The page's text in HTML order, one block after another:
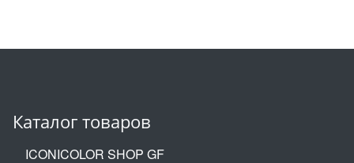
Каталог товаров
ICONICOLOR SHOP GF